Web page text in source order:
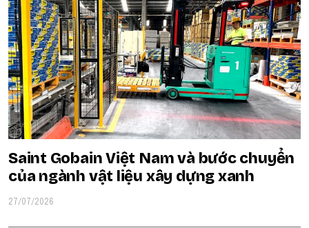
Saint Gobain Việt Nam và bước chuyển
của ngành vật liệu xây dựng xanh
27/07/2026